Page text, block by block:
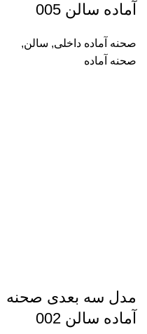
آماده سالن 005
صحنه آماده داخلی, سالن,
صحنه آماده
مدل سه بعدی صحنه
آماده سالن 002